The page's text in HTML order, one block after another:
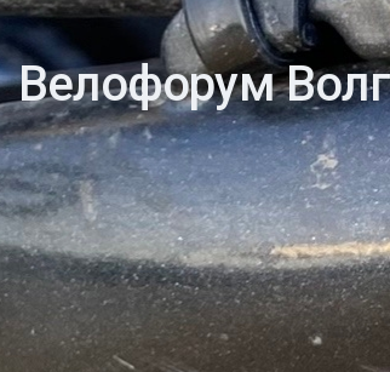
Велофорум